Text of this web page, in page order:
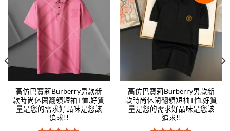
Add to
wishlist
高仿巴寶莉Burberry男款新
款時尚休閑翻領短袖T恤.好質
量是您的需求好品味是您該
追求!!
Add to
wishlist
高仿巴寶莉Burberry男款新
款時尚休閑翻領短袖T恤.好質
量是您的需求好品味是您該
追求!!